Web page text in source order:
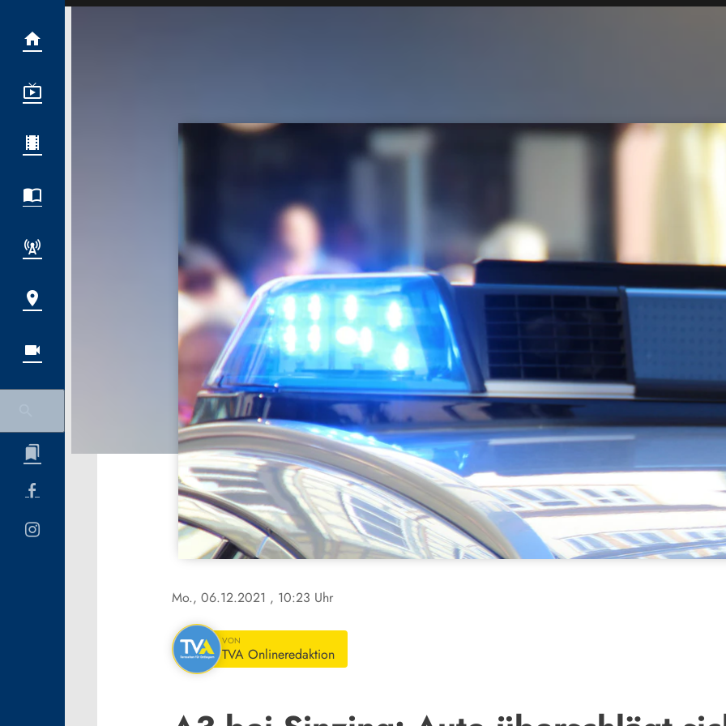
Mo., 06.12.2021 , 10:23 Uhr
VON
TVA Onlineredaktion